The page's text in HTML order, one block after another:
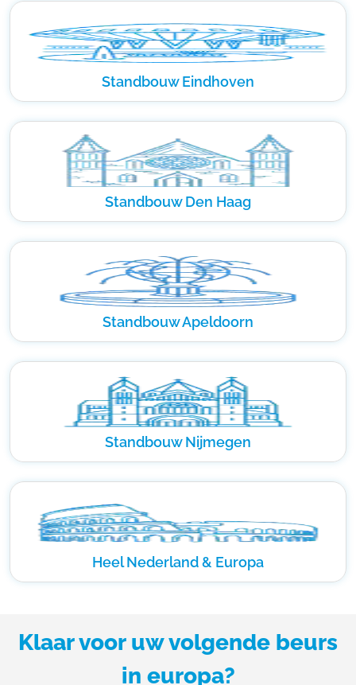
Standbouw Eindhoven
Standbouw Den Haag
Standbouw Apeldoorn
Standbouw Nijmegen
Heel Nederland & Europa
Klaar voor uw volgende beurs
in europa?